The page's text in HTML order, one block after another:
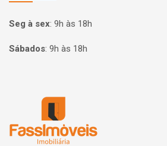
Seg à sex: 9h às 18h
Sábados: 9h às 18h